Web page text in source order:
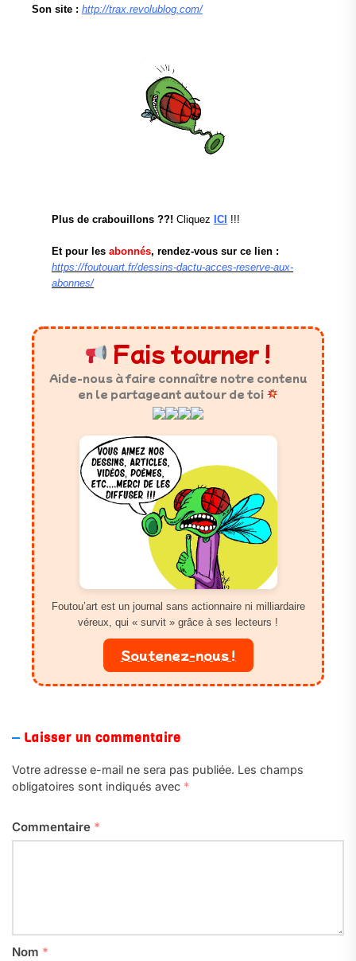
Son site : http://trax.revolublog.com/
Plus de crabouillons ??! Cliquez ICI !!!
Et pour les abonnés, rendez-vous sur ce lien :
https://foutouart.fr/dessins-dactu-acces-reserve-aux-
abonnes/
Fais tourner !
Aide-nous à faire connaître notre contenu
en le partageant autour de toi
Foutou’art est un journal sans actionnaire ni milliardaire
véreux, qui « survit » grâce à ses lecteurs !
Soutenez-nous !
Laisser un commentaire
Votre adresse e-mail ne sera pas publiée. Les champs
obligatoires sont indiqués avec *
Commentaire *
Nom *